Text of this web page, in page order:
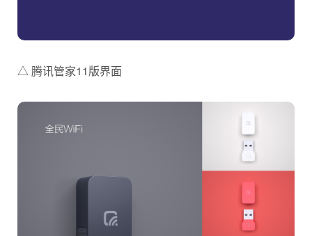
△ 腾讯管家11版界面